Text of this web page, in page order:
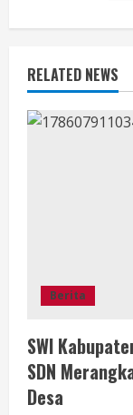
e
a
RELATED NEWS
Berita
SWI
SDN
Desa